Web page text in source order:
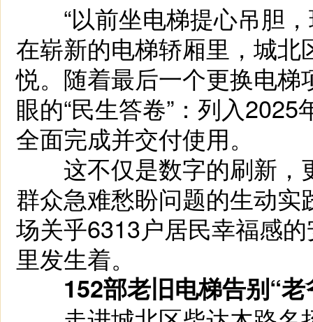
“以前坐电梯提心吊胆，
在崭新的电梯轿厢里，城
悦。随着最后一个更换电
眼的“民生答卷”：列入
全面完成并交付使用。
这不仅是数字的刷新，
群众急难愁盼问题的生动实
场关乎6313户居民幸福感
里发生着。
152部老旧电梯告别“老